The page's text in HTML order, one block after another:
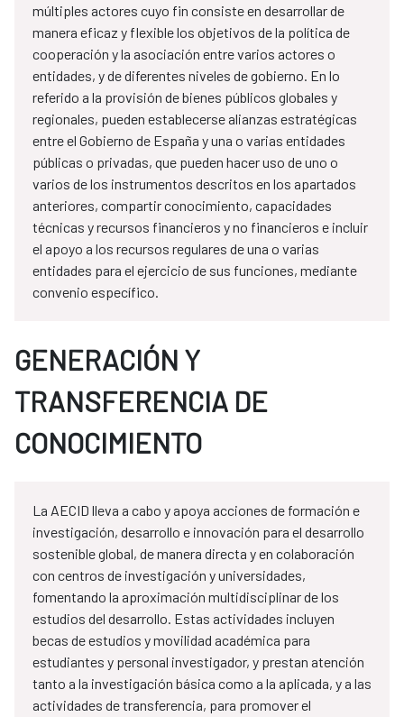
múltiples actores cuyo fin consiste en desarrollar de
manera eficaz y flexible los objetivos de la política de
cooperación y la asociación entre varios actores o
entidades, y de diferentes niveles de gobierno. En lo
referido a la provisión de bienes públicos globales y
regionales, pueden establecerse alianzas estratégicas
entre el Gobierno de España y una o varias entidades
públicas o privadas, que pueden hacer uso de uno o
varios de los instrumentos descritos en los apartados
anteriores, compartir conocimiento, capacidades
técnicas y recursos financieros y no financieros e incluir
el apoyo a los recursos regulares de una o varias
entidades para el ejercicio de sus funciones, mediante
convenio específico.
GENERACIÓN Y
TRANSFERENCIA DE
CONOCIMIENTO
La AECID lleva a cabo y apoya acciones de formación e
investigación, desarrollo e innovación para el desarrollo
sostenible global, de manera directa y en colaboración
con centros de investigación y universidades,
fomentando la aproximación multidisciplinar de los
estudios del desarrollo. Estas actividades incluyen
becas de estudios y movilidad académica para
estudiantes y personal investigador, y prestan atención
tanto a la investigación básica como a la aplicada, y a las
actividades de transferencia, para promover el